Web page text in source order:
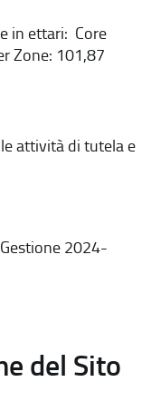
in ettari: Core
Zone: 101,87
attività di tutela e
2024-
del Sito